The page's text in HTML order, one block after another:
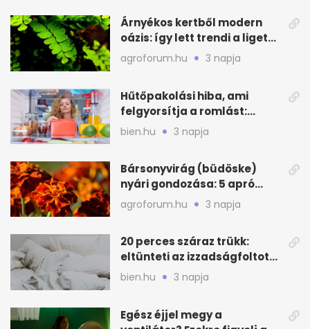
Árnyékos kertből modern
oázis: így lett trendi a ligetes
zöld
agroforum.hu 3 napja
Hűtőpakolási hiba, ami
felgyorsítja a romlást:
zónákra figyelj
bien.hu 3 napja
Bársonyvirág (büdöske)
nyári gondozása: 5 apró
lépés a dús virágzásért
agroforum.hu 3 napja
20 perces száraz trükk:
eltünteti az izzadságfoltot
és a szagot a matracról
bien.hu 3 napja
Egész éjjel megy a